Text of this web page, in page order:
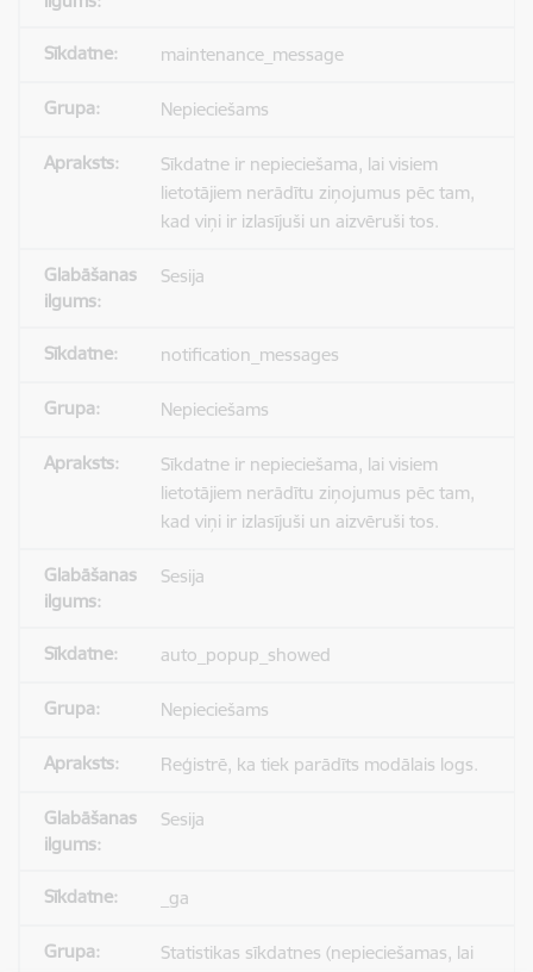
maintenance_message
Nepieciešams
Sīkdatne ir nepieciešama, lai visiem
lietotājiem nerādītu ziņojumus pēc tam,
kad viņi ir izlasījuši un aizvēruši tos.
Sesija
notification_messages
Nepieciešams
Sīkdatne ir nepieciešama, lai visiem
lietotājiem nerādītu ziņojumus pēc tam,
kad viņi ir izlasījuši un aizvēruši tos.
Sesija
auto_popup_showed
Nepieciešams
Reģistrē, ka tiek parādīts modālais logs.
Sesija
_ga
Statistikas sīkdatnes (nepieciešamas, lai